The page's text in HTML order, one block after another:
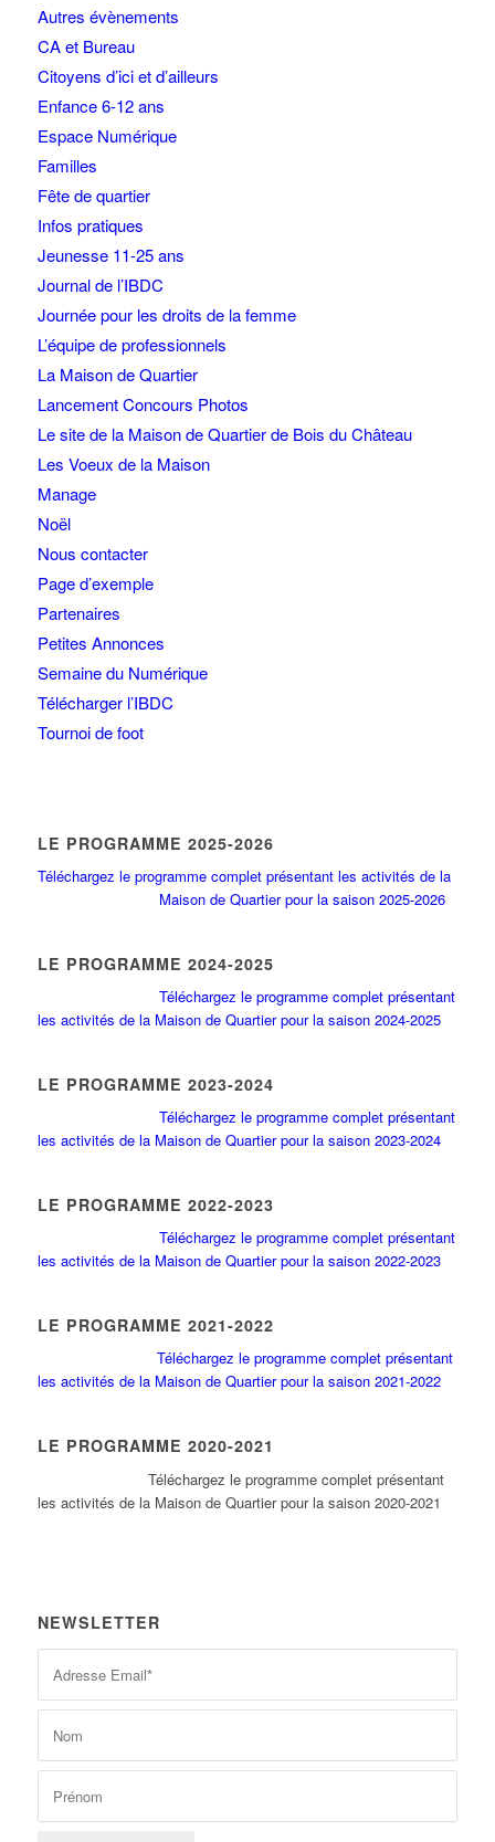
Autres évènements
CA et Bureau
Citoyens d’ici et d’ailleurs
Enfance 6-12 ans
Espace Numérique
Familles
Fête de quartier
Infos pratiques
Jeunesse 11-25 ans
Journal de l’IBDC
Journée pour les droits de la femme
L’équipe de professionnels
La Maison de Quartier
Lancement Concours Photos
Le site de la Maison de Quartier de Bois du Château
Les Voeux de la Maison
Manage
Noël
Nous contacter
Page d’exemple
Partenaires
Petites Annonces
Semaine du Numérique
Télécharger l’IBDC
Tournoi de foot
LE PROGRAMME 2025-2026
Téléchargez le programme complet présentant les activités de la
Maison de Quartier pour la saison 2025-2026
LE PROGRAMME 2024-2025
Téléchargez le programme complet présentant
les activités de la Maison de Quartier pour la saison 2024-2025
LE PROGRAMME 2023-2024
Téléchargez le programme complet présentant
les activités de la Maison de Quartier pour la saison 2023-2024
LE PROGRAMME 2022-2023
Téléchargez le programme complet présentant
les activités de la Maison de Quartier pour la saison 2022-2023
LE PROGRAMME 2021-2022
Téléchargez le programme complet présentant
les activités de la Maison de Quartier pour la saison 2021-2022
LE PROGRAMME 2020-2021
Téléchargez le programme complet présentant
les activités de la Maison de Quartier pour la saison 2020-2021
NEWSLETTER